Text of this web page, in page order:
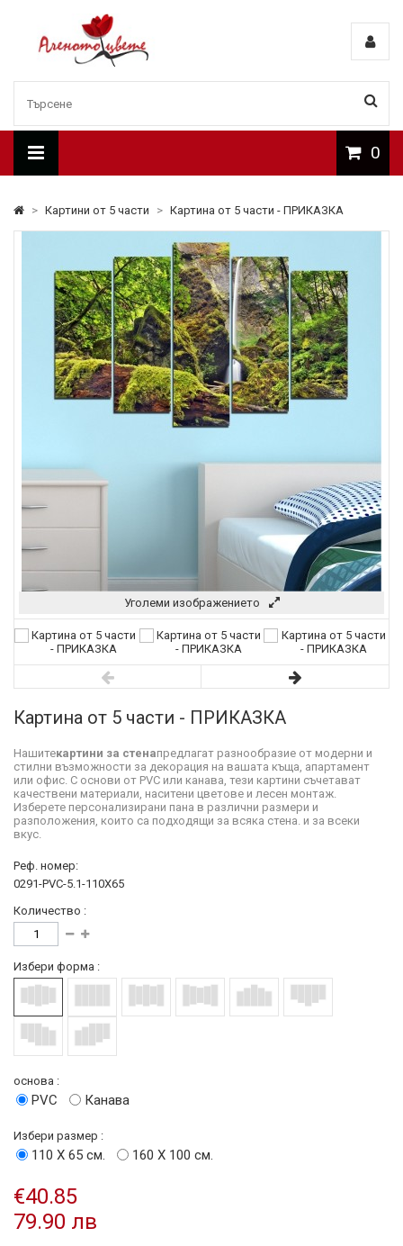
0
> Картини от 5 части > Картина от 5 части - ПРИКАЗКА
Уголеми изображението
Картина от 5 части - ПРИКАЗКА
Нашитекартини за стенапредлагат разнообразие от модерни и
стилни възможности за декорация на вашата къща, апартамент
или офис. С основи от PVC или канава, тези картини съчетават
качествени материали, наситени цветове и лесен монтаж.
Изберете персонализирани пана в различни размери и
разположения, които са подходящи за всяка стена. и за всеки
вкус.
Реф. номер:
0291-PVC-5.1-110X65
Количество :
Избери форма :
основа :
PVC Канава
Избери размер :
110 Х 65 см. 160 Х 100 см.
€40.85
79.90 лв